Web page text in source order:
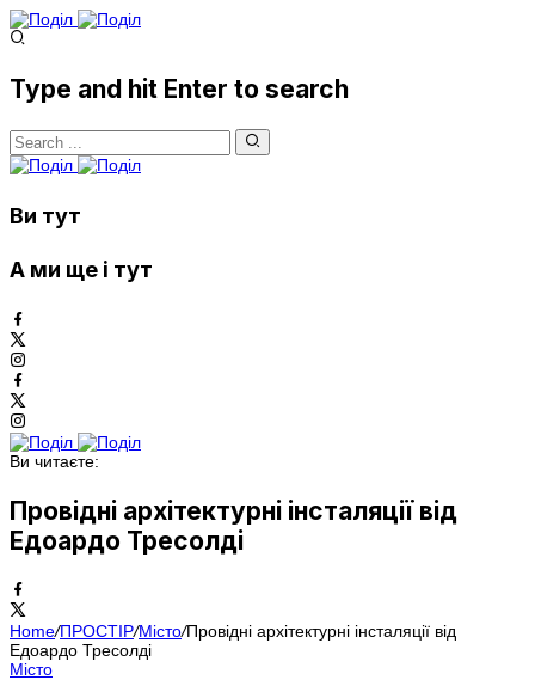
Type and hit Enter to search
Ви тут
А ми ще і тут
Ви читаєте:
Провідні архітектурні інсталяції від
Едоардо Тресолді
Home/ПРОСТІР/Місто/Провідні архітектурні інсталяції від
Едоардо Тресолді
Місто